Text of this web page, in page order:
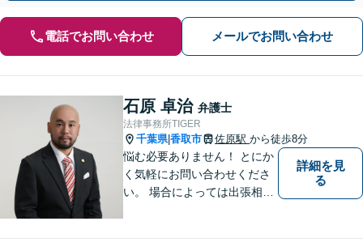
電話でお問い合わせ メールでお問い合わせ
石原 卓治 弁護士
法律事務所TIGER
千葉県|香取市 佐原駅 から徒歩8分
悩む必要ありません！ とにか
く気軽にお問い合わせくださ
い。 場合によっては出張相談
詳細を見
る